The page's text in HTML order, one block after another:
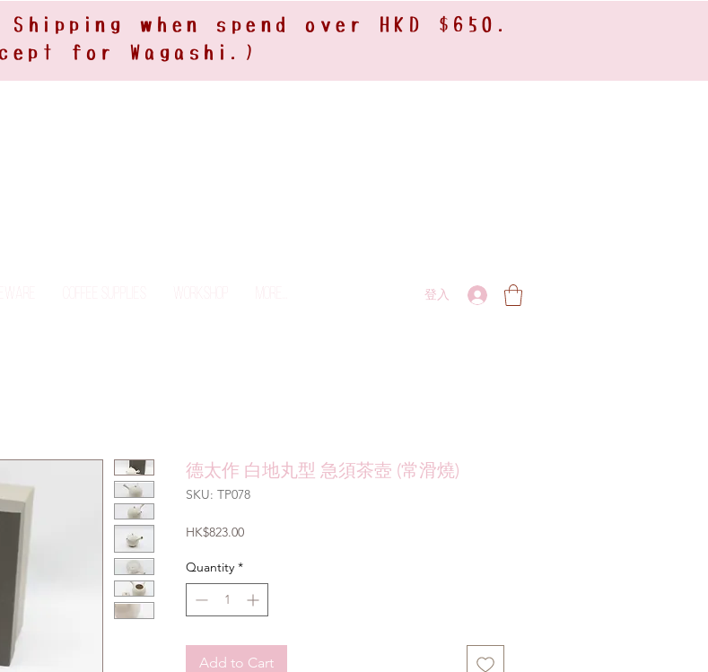
when spend over HKD $650.
for Wagashi.)
Workshop More... 登入
德太作 白地丸型 急須茶壺 (常滑燒)
SKU: TP078
HK$823.00Price
Quantity *
Add to Cart